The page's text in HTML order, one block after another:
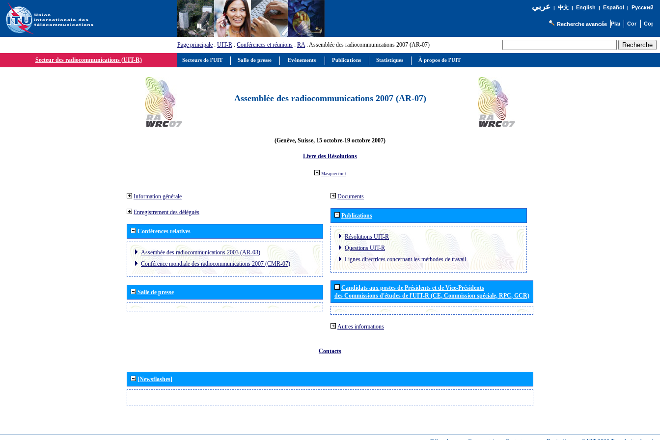
عربي| 中文| English | Español | Русский
Recherche avancée
Page principale : UIT-R : Conférences et réunions : RA: Assemblée des radiocommunications 2007 (AR-07)
Secteur des radiocommunications (UIT-R)
Assemblée des radiocommunications 2007 (AR-07)
(Genève, Suisse, 15 octobre-19 octobre 2007)
Livre des Résolutions
Masquer tout
Information générale
Enregistrement des délégués
Conférences relatives
Assembée des radiocommunications 2003 (AR-03)
Conférence mondiale des radiocommunications 2007 (CMR-07)
Salle de presse
Documents
Publications
Résolutions UIT-R
Questions UIT-R
Lignes directrices concernant les méthodes de travail
Candidats aux postes de Présidents et de Vice-Présidents
des Commissions d'études de l'UIT-R (CE, Commission spéciale, RPC, GCR)
Autres informations
Contacts
[Newsflashes]
Secteurs de l'UIT Salle de presse Evénements Publications Statistiques À propos de l'UIT